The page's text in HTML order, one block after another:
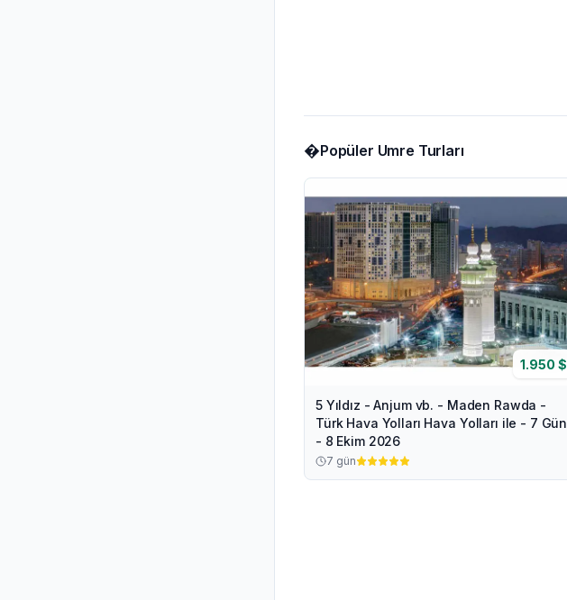
�Popüler Umre Turları
1.950 $
5 Yıldız - Anjum vb. - Maden Rawda -
Türk Hava Yolları Hava Yolları ile - 7 Gün
- 8 Ekim 2026
7 gün